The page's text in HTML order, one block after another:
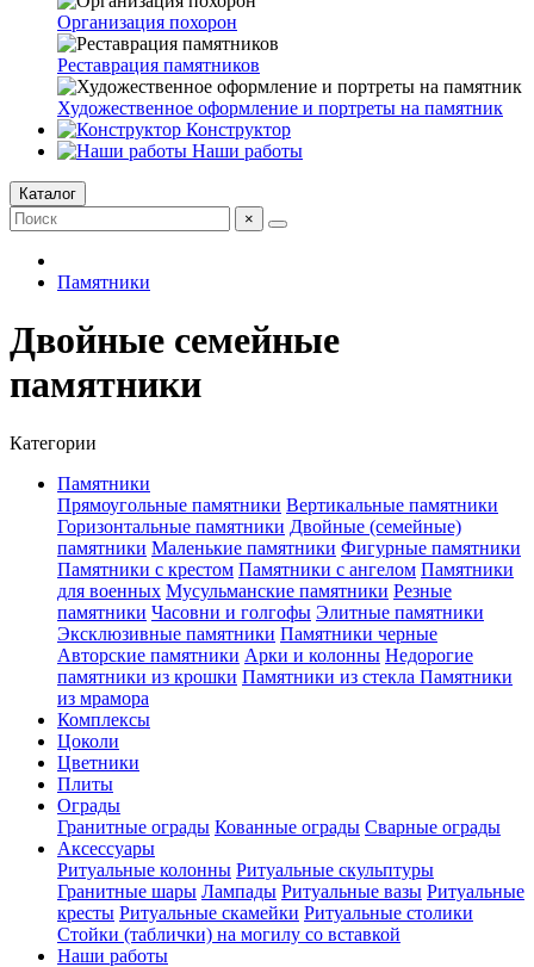
Организация похорон
Реставрация памятников
Художественное оформление и портреты на памятник
Конструктор
Наши работы
Каталог
×
Памятники
Двойные семейные
памятники
Категории
Памятники
Прямоугольные памятники Вертикальные памятники
Горизонтальные памятники Двойные (семейные)
памятники Маленькие памятники Фигурные памятники
Памятники с крестом Памятники с ангелом Памятники
для военных Мусульманские памятники Резные
памятники Часовни и голгофы Элитные памятники
Эксклюзивные памятники Памятники черные
Авторские памятники Арки и колонны Недорогие
памятники из крошки Памятники из стекла Памятники
из мрамора
Комплексы
Цоколи
Цветники
Плиты
Ограды
Гранитные ограды Кованные ограды Сварные ограды
Аксессуары
Ритуальные колонны Ритуальные скульптуры
Гранитные шары Лампады Ритуальные вазы Ритуальные
кресты Ритуальные скамейки Ритуальные столики
Стойки (таблички) на могилу со вставкой
Наши работы